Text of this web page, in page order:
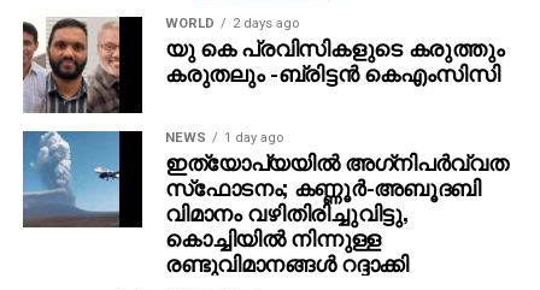
WORLD 2 days ago
യു കെ പ്രവിസികളുടെ കരുത്തും
കരുതലും -ബ്രിട്ടൻ കെഎംസിസി
NEWS 1 day ago
ഇത്യോപ്യയില്‍ അഗ്‌നിപര്‍വ്വത
സ്‌ഫോടനം; കണ്ണൂർ-അബൂദബി
വിമാനം വഴിതിരിച്ചുവിട്ടു,
കൊച്ചിയിൽ നിന്നുള്ള
രണ്ടുവിമാനങ്ങൾ റദ്ദാക്കി